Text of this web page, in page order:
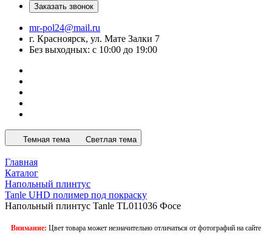
Заказать звонок
mr-pol24@mail.ru
г. Красноярск, ул. Мате Залки 7
Без выходных: с 10:00 до 19:00
Темная тема Светлая тема
Главная
Каталог
Напольный плинтус
Tanle UHD полимер под покраску
Напольный плинтус Tanle TL011036 Фосе
Внимание: Цвет товара может незначительно отличаться от фотографий на сайте